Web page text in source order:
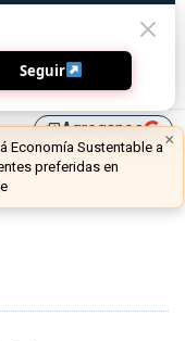
library_addAgreganos
Seguir